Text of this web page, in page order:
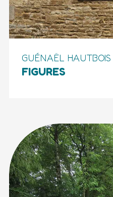
GUÉNAËL HAUTBOIS
FIGURES